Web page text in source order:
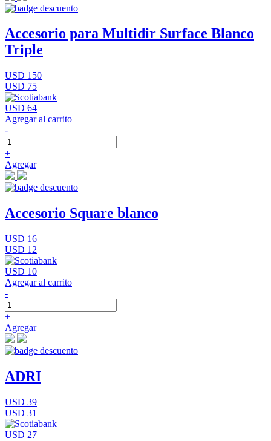
Accesorio para Multidir Surface Blanco
Triple
USD 150
USD 75
USD 64
Agregar al carrito
-
+
Agregar
Accesorio Square blanco
USD 16
USD 12
USD 10
Agregar al carrito
-
+
Agregar
ADRI
USD 39
USD 31
USD 27